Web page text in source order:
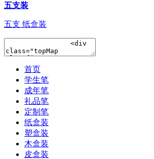
五支装
五支 纸盒装
首页
学生笔
成年笔
礼品笔
定制笔
纸盒装
塑盒装
木盒装
皮盒装